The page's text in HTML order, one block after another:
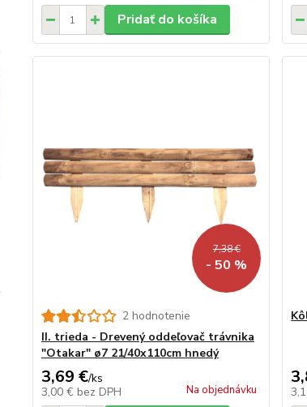
Pridať do košíka
7,38 €
- 50 %
2 hodnotenie
II. trieda - Drevený oddeľovač trávnika
"Otakar" ø7 21/40x110cm hnedý
3,69 €/ks
3,00 € bez DPH Na objednávku